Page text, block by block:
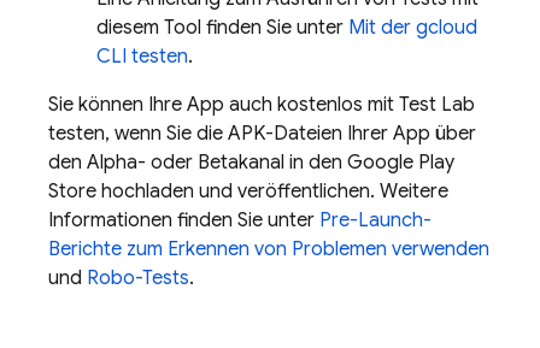
diesem Tool finden Sie unter Mit der gcloud
CLI testen.
Sie können Ihre App auch kostenlos mit Test Lab
testen, wenn Sie die APK-Dateien Ihrer App über
den Alpha- oder Betakanal in den Google Play
Store hochladen und veröffentlichen. Weitere
Informationen finden Sie unter Pre-Launch-
Berichte zum Erkennen von Problemen verwenden
und Robo-Tests.